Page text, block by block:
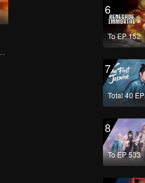
balas dendam?
6
To EP 152
7
Total 40 EP
8
To EP 533